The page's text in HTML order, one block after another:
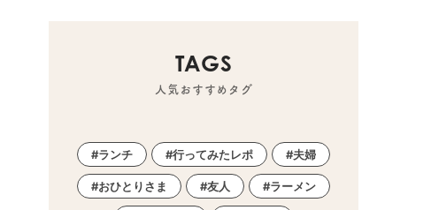
TAGS
人気おすすめタグ
ランチ 行ってみたレポ 夫婦
おひとりさま 友人 ラーメン